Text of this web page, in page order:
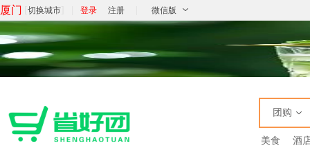
厦门 切换城市 登录 注册 微信版
团购
美食 酒